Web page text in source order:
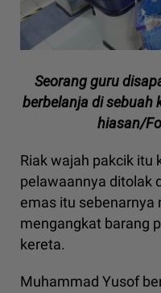
Seorang guru
berbelanja di sebuah
hiasan/
Riak wajah pakcik itu
pelawaannya ditolak
emas itu sebenarnya
mengangkat barang
kereta.
Muhammad Yusof